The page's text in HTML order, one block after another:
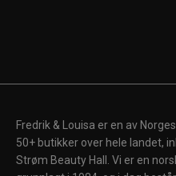
Fredrik & Louisa er en av
50+ butikker over hele landet,
Strøm Beauty Hall. Vi er en